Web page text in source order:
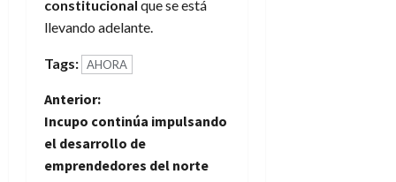
constitucional que se está
llevando adelante.
Tags: AHORA
N
a
Anterior:
Incupo continúa impulsando
el desarrollo de
emprendedores del norte